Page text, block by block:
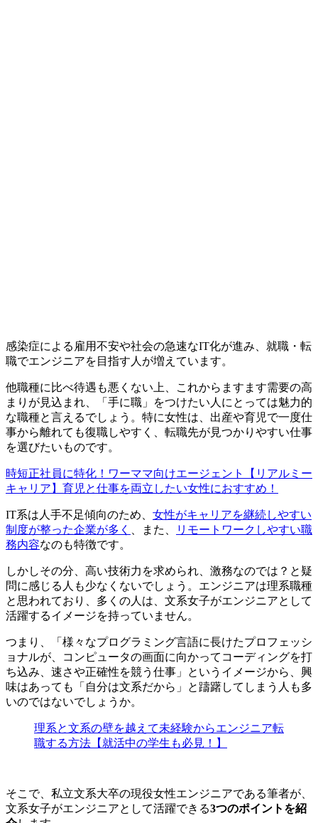
感染症による雇用不安や社会の急速なIT化が進み、就職・転
職でエンジニアを目指す人が増えています。
他職種に比べ待遇も悪くない上、これからますます需要の高
まりが見込まれ、「手に職」をつけたい人にとっては魅力的
な職種と言えるでしょう。特に女性は、 出産や育児で一度仕
事から離れても復職しやすく、転職先が見つかりやすい仕事
を選びたい ものです。
時短正社員に特化！ワーママ向けエージェント【リアルミー
キャリア】育児と仕事を両立したい女性におすすめ！
IT系は人手不足傾向のため、 女性がキャリアを継続しやすい
制度が整った企業が多く
、また、
リモートワークしやすい職
務内容なのも特徴です。
しかしその分、高い技術力を求められ、激務なのでは？と疑
問に感じる人も少なくないでしょう。エンジニアは理系職種
と思われており、多くの人は、文系女子がエンジニアとして
活躍するイメージを持っていません。
つまり、「様々なプログラミング言語に長けたプロフェッシ
ョナルが、コンピュータの画面に向かってコーディングを打
ち込み、速さや正確性を競う仕事」というイメージから、興
味はあっても
「自分は文系だから」と躊躇してしまう人も多
いのではないでしょうか。
理系と文系の壁を越えて未経験からエンジニア転
職する方法【就活中の学生も必見！】
そこで、私立文系大卒の現役女性エンジニアである筆者が、
文系女子がエンジニアとして活躍できる3つのポイントを紹